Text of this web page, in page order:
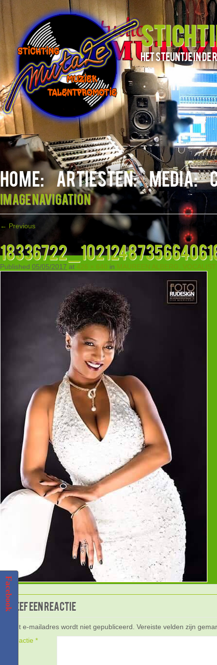
het steuntje in
HOME: ARTIESTEN: MEDIA:
Image navigation
← Previous
Published 05/05/2017 at 426 × 640 in MAUREEN ALBERG, VOCALIST
Geef een reactie
Het e-mailadres wordt niet gepubliceerd. Vereiste velden zijn
Reactie *
Facebook